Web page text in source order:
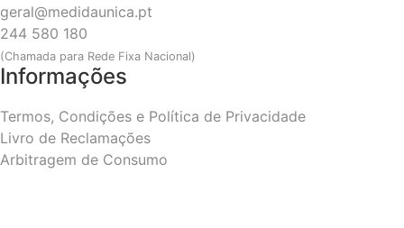
geral@medidaunica.pt
244 580 180
(Chamada para Rede Fixa Nacional)
Informações
Termos, Condições e Política de Privacidade
Livro de Reclamações
Arbitragem de Consumo